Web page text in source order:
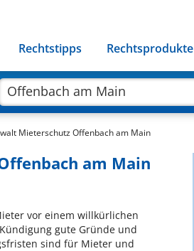
Rechtstipps Rechtsprodukte
Mieterschutz Offenbach am Main
am Main
vor einem willkürlichen
gute Gründe und
sind für Mieter und